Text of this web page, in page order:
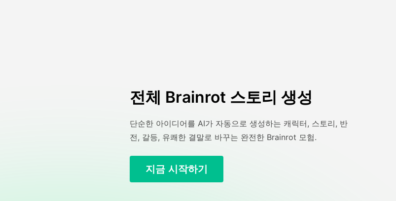
전체 Brainrot 스토리 생성
단순한 아이디어를 AI가 자동으로 생성하는 캐릭터, 스토리, 반
전, 갈등, 유쾌한 결말로 바꾸는 완전한 Brainrot 모험.
지금 시작하기